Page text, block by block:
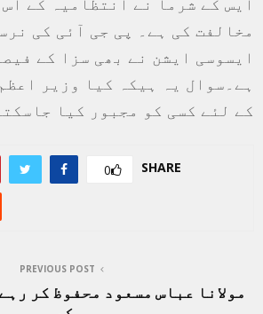
مخالفت کی ہے۔ پی جی آئی کی
ایسوسی ایشن نے بھی سزا کے
ہے۔سوال یہ ہیکہ کیا وزیر
کے لئے کسی کو مجبور کیا
SHARE
0
PREVIOUS POST
مولانا عباس مسعود محفوظ کر